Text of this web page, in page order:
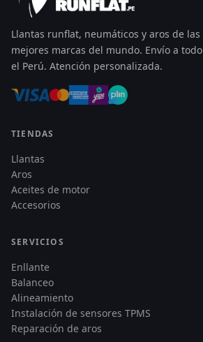
Llantas runflat, neumáticos y aros de las
mejores marcas del mundo. Envío a todo
el Perú. Atención personalizada.
TIENDAS
Llantas
Aros
Aceites de motor
Accesorios
SERVICIOS
Enllante
Balanceo
Alineamiento
Instalación de sensores TPMS
Reparación de aros